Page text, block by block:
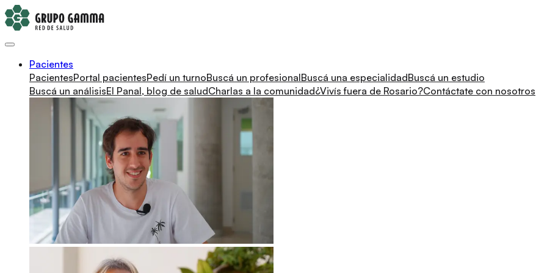
Pacientes
PacientesPortal pacientesPedí un turnoBuscá un profesionalBuscá una especialidadBuscá un estudio
Buscá un análisisEl Panal, blog de saludCharlas a la comunidad¿Vivís fuera de Rosario?Contáctate con nosotros